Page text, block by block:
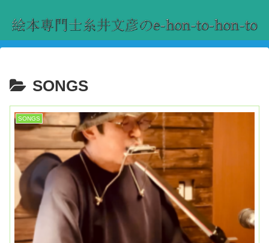
SONGS
SONGS